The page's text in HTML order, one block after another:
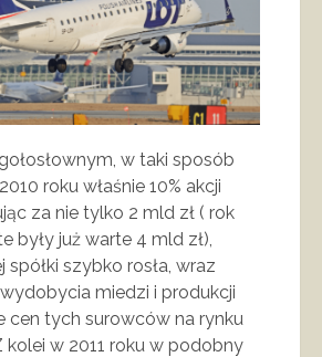
w taki sposób
roku właśnie 10% akcji
za nie tylko 2 mld zł ( rok
były już warte 4 mld zł),
szybko rosła, wraz
miedzi i produkcji
cen tych surowców na rynku
w 2011 roku w podobny